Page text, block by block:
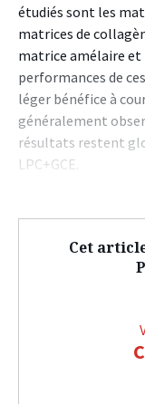
étudiés sont les
matrices de
matrice amélaire et
performances de
léger bénéfice à
généralement
résultats restent
LPC+GCE.
Cet